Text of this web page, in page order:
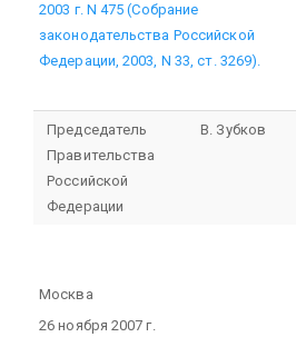
2003 г. N 475 (Собрание
законодательства Российской
Федерации, 2003, N 33, ст. 3269).
Председатель
Правительства
Российской
Федерации
В. Зубков
Москва
26 ноября 2007 г.